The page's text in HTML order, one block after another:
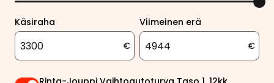
Käsiraha
€
Viimeinen erä
€